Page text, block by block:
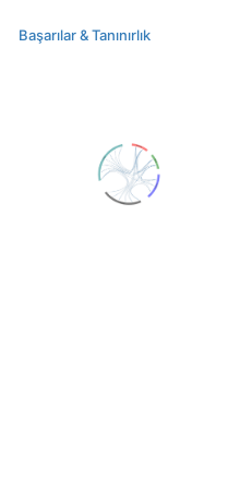
Başarılar & Tanınırlık